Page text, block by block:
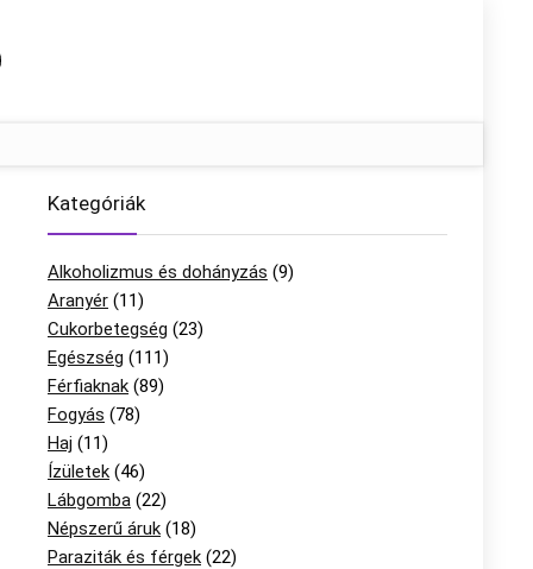
Kategóriák
Alkoholizmus és dohányzás (9)
Aranyér (11)
Cukorbetegség (23)
Egészség (111)
Férfiaknak (89)
Fogyás (78)
Haj (11)
Ízületek (46)
Lábgomba (22)
Népszerű áruk (18)
Paraziták és férgek (22)